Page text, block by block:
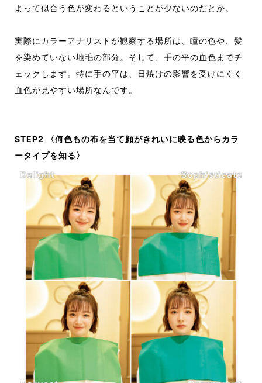
よって似合う色が変わるということが少ないのだとか。
実際にカラーアナリストが観察する場所は、瞳の色や、髪
を染めていない地毛の部分。そして、手の平の血色までチ
ェックします。特に手の平は、日焼けの影響を受けにくく
血色が見やすい場所なんです。
STEP2 〈何色もの布を当て顔がきれいに映る色からカラ
ータイプを知る〉